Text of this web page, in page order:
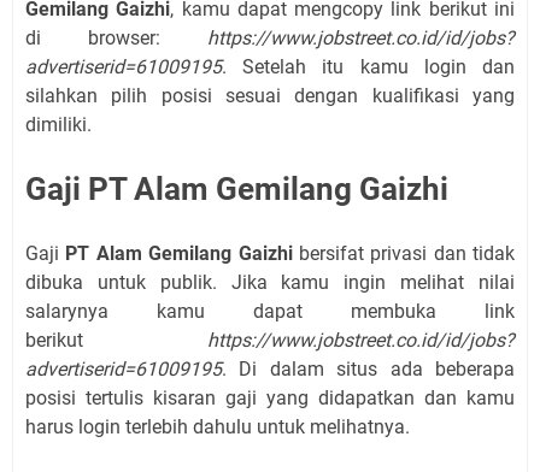
Gemilang Gaizhi, kamu dapat mengcopy link berikut ini
di browser: https://www.jobstreet.co.id/id/jobs?
advertiserid=61009195. Setelah itu kamu login dan
silahkan pilih posisi sesuai dengan kualifikasi yang
dimiliki.
Gaji PT Alam Gemilang Gaizhi
Gaji PT Alam Gemilang Gaizhibersifat privasi dan tidak
dibuka untuk publik. Jika kamu ingin melihat nilai
salarynya kamu dapat membuka link
berikut https://www.jobstreet.co.id/id/jobs?
advertiserid=61009195. Di dalam situs ada beberapa
posisi tertulis kisaran gaji yang didapatkan dan kamu
harus login terlebih dahulu untuk melihatnya.